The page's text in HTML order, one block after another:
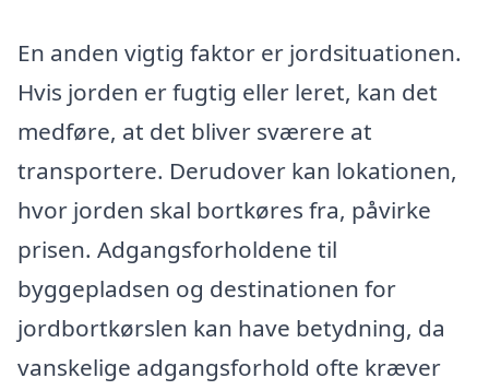
En anden vigtig faktor er jordsituationen.
Hvis jorden er fugtig eller leret, kan det
medføre, at det bliver sværere at
transportere. Derudover kan lokationen,
hvor jorden skal bortkøres fra, påvirke
prisen. Adgangsforholdene til
byggepladsen og destinationen for
jordbortkørslen kan have betydning, da
vanskelige adgangsforhold ofte kræver